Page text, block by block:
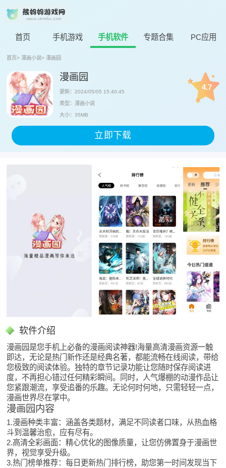
首页 手机游戏 手机软件 专题合集 PC应用
首页> 漫画小说> 漫画园
漫画园
更新：2024/05/05 15:40:45
类型：漫画小说
大小：35MB
4.7
立即下载
软件介绍
漫画园是您手机上必备的漫画阅读神器!海量高清漫画资源一触
即达，无论是热门新作还是经典名著，都能流畅在线阅读，带给
您极致的阅读体验。独特的章节记录功能让您随时保存阅读进
度，不再担心错过任何精彩瞬间。同时，人气爆棚的动漫作品让
您紧跟潮流，享受追番的乐趣。无论何时何地，只需轻轻一点，
漫画世界尽在掌中。
漫画园内容
1.漫画种类丰富：涵盖各类题材，满足不同读者口味，从热血格
斗到温馨治愈，应有尽有。
2.高清全彩画面：精心优化的图像质量，让您仿佛置身于漫画世
界，视觉享受升级。
3.热门榜单推荐：每日更新热门排行榜，助您第一时间发现当下